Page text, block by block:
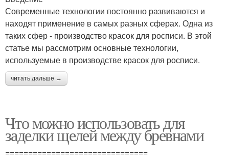
Современные технологии постоянно развиваются и
находят применение в самых разных сферах. Одна из
таких сфер - производство красок для росписи. В этой
статье мы рассмотрим основные технологии,
используемые в производстве красок для росписи.
читать дальше →
Что можно использовать для
заделки щелей между бревнами
===============================